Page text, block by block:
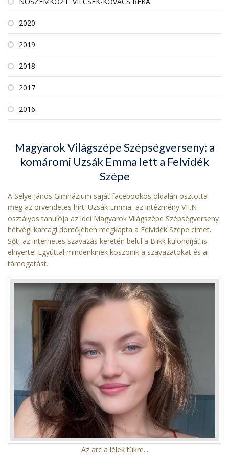
2020
2019
2018
2017
2016
Magyarok Világszépe Szépségverseny: a
komáromi Uzsák Emma lett a Felvidék
Szépe
A Selye János Gimnázium saját facebookos oldalán osztotta
meg az örvendetes hírt: Uzsák Emma, az intézmény VII.N
osztályos tanulója az idei Magyarok Világszépe Szépségverseny
hétvégi karcagi döntőjében megkapta a Felvidék Szépe címet.
Sőt, az internetes szavazás keretén belül a Blikk különdíját is
elnyerte! Egyúttal mindenkinek köszönik a szavazatokat és a
támogatást.
Az arc a lélek tükre...